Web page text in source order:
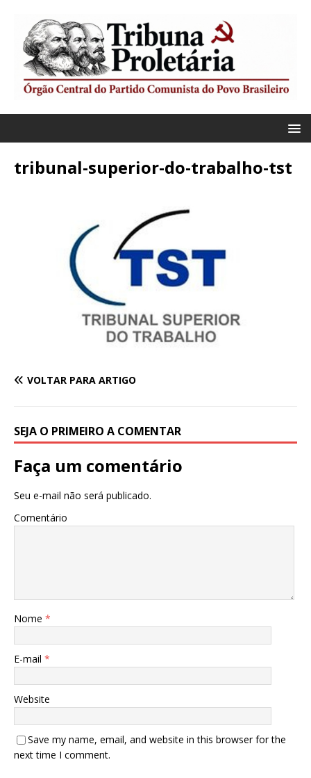
tribunal-superior-do-trabalho-tst
VOLTAR PARA ARTIGO
SEJA O PRIMEIRO A COMENTAR
Faça um comentário
Seu e-mail não será publicado.
Comentário
Nome *
E-mail *
Website
Save my name, email, and website in this browser for the
next time I comment.